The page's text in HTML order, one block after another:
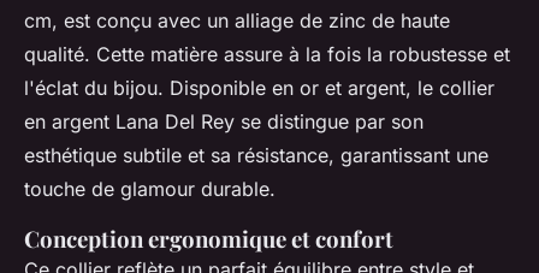
cm, est conçu avec un alliage de zinc de haute
qualité. Cette matière assure à la fois la robustesse et
l'éclat du bijou. Disponible en or et argent, le collier
en argent Lana Del Rey se distingue par son
esthétique subtile et sa résistance, garantissant une
touche de glamour durable.
Conception ergonomique et confort